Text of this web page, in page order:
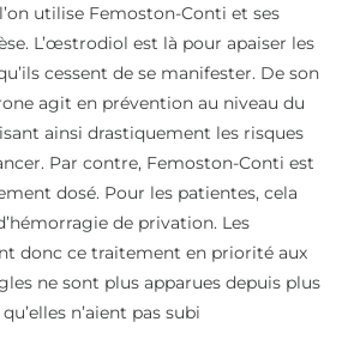
utilise Femoston-Conti et ses
L’œstrodiol est là pour apaiser les
cessent de se manifester. De son
agit en prévention au niveau du
ainsi drastiquement les risques
Par contre, Femoston-Conti est
dosé. Pour les patientes, cela
de privation. Les
donc ce traitement en priorité aux
ne sont plus apparues depuis plus
n’aient pas subi